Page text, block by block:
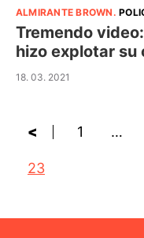
ALMIRANTE BROWN .
Tremendo
hizo explotar su
18. 03. 2021
< 1 …
23